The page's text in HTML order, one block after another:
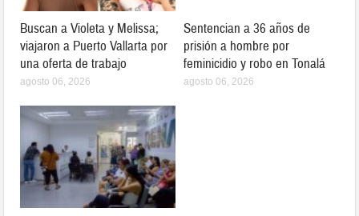
Buscan a Violeta y Melissa;
viajaron a Puerto Vallarta por
una oferta de trabajo
agosto 06, 2026
Sentencian a 36 años de
prisión a hombre por
feminicidio y robo en Tonalá
agosto 06, 2026